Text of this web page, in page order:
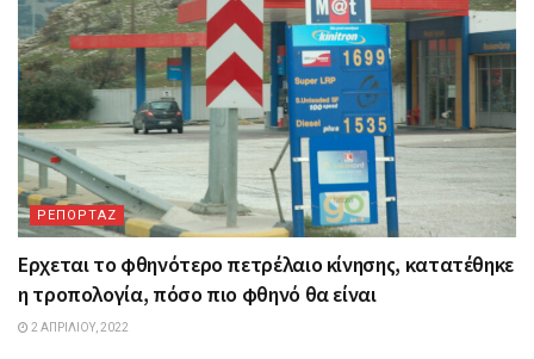
ΡΕΠΟΡΤΑΖ
Ερχεται το φθηνότερο πετρέλαιο κίνησης, κατατέθηκε
η τροπολογία, πόσο πιο φθηνό θα είναι
2 ΑΠΡΙΛΊΟΥ, 2022